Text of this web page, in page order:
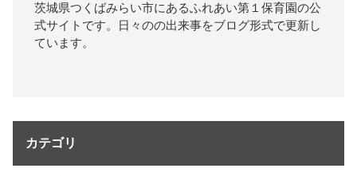
茨城県つくばみらい市にあるふれあい第１保育園の公
式サイトです。日々のの出来事をブログ形式で更新し
ています。
カテゴリ